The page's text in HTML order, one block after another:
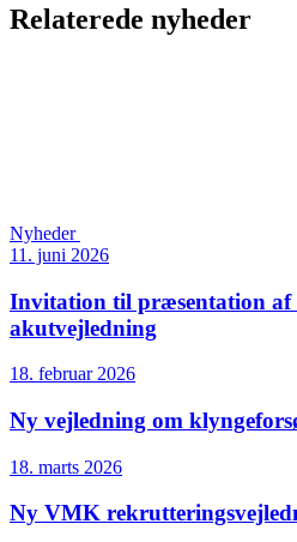
Relaterede nyheder
Nyheder
11. juni 2026
Invitation til præsentation af
akutvejledning
18. februar 2026
Ny vejledning om
18. marts 2026
Ny VMK